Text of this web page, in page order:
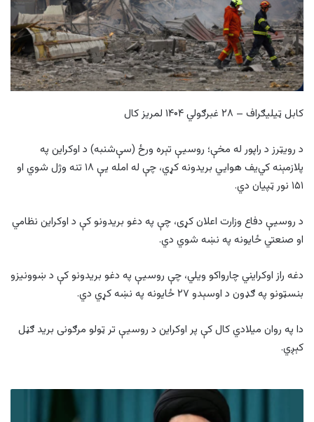
کابل ټیلیګراف – ۲۸ غبرګولي ۱۴۰۴ لمریز کال
د رویټرز د راپور له مخې؛ روسیې تېره ورځ (سې‌شنبه) د اوکراین په
پلازمېنه کي‌یف هوايي بریدونه کړي، چې له امله یې ۱۸ تنه وژل شوي او
۱۵۱ نور ټپیان دي.
د روسیې دفاع وزارت اعلان کړی، چې په دغو بریدونو کې د اوکراین نظامي
او صنعتي ځایونه په نښه شوي دي.
دغه راز اوکرایني چارواکو ویلي، چې روسیې په دغو بریدونو کې د ښوونیزو
بنسټونو په ګډون د اوسېدو ۲۷ ځایونه په نښه کړي دي.
دا په روان میلادي کال کې پر اوکراین د روسیې تر ټولو مرګونی برید ګڼل
کېږي.
امریکا